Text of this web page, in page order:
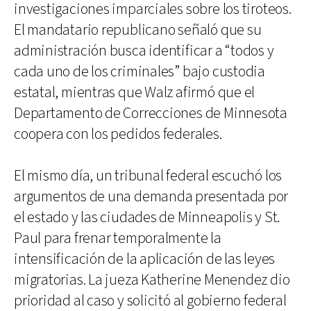
investigaciones imparciales sobre los tiroteos.
El mandatario republicano señaló que su
administración busca identificar a “todos y
cada uno de los criminales” bajo custodia
estatal, mientras que Walz afirmó que el
Departamento de Correcciones de Minnesota
coopera con los pedidos federales.
El mismo día, un tribunal federal escuchó los
argumentos de una demanda presentada por
el estado y las ciudades de Minneapolis y St.
Paul para frenar temporalmente la
intensificación de la aplicación de las leyes
migratorias. La jueza Katherine Menendez dio
prioridad al caso y solicitó al gobierno federal